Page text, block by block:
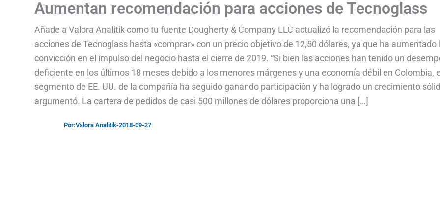
Aumentan recomendación para acciones de Tecnoglass
Añade a Valora Analitik como tu fuente Dougherty & Company LLC actualizó la recomendación para las
acciones de Tecnoglass hasta «comprar» con un precio objetivo de 12,50 dólares, ya que ha aumentado
convicción en el impulso del negocio hasta el cierre de 2019. “Si bien las acciones han tenido un
deficiente en los últimos 18 meses debido a los menores márgenes y una economía débil en Colombia, el
segmento de EE. UU. de la compañía ha seguido ganando participación y ha logrado un crecimiento
argumentó. La cartera de pedidos de casi 500 millones de dólares proporciona una […]
Por:Valora Analitik-2018-09-27